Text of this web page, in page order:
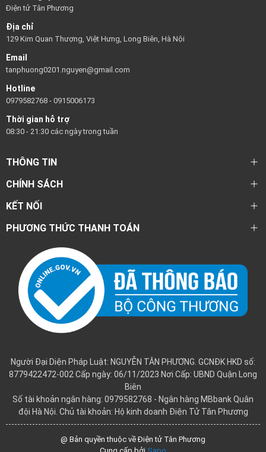
Điện tử Tân Phương
Địa chỉ
129 Kim Quan Thượng, Việt Hưng, Long Biên, Hà Nội
Email
tanphuong0201.nguyen@gmail.com
Hotline
0979582768 - 0915006173
Thời gian hỗ trợ
08:30 - 21:30 các ngày trong tuần
THÔNG TIN
CHÍNH SÁCH
KẾT NỐI
PHƯƠNG THỨC THANH TOÁN
Người Đại Diện Pháp Luật: NGUYỄN TÂN PHƯƠNG. GCNĐK HKD số:
8779422472-002 Cấp ngày: 06/11/2023 Nơi Cấp: UBND Quận Long
Biên
Số tài khoản ngân hàng: 0979582768 - Ngân hàng MBbank Quân
đội Hà Nội. Chủ tài khoản: Hộ kinh doanh Điện Tử Tân Phương
@ Bản quyền thuộc về Điện tử Tân Phương